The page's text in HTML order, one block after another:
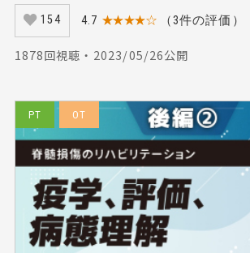
154 4.7 ★★★★☆ （3件の評価）
1878回視聴 ・ 2023/05/26公開
PT OT